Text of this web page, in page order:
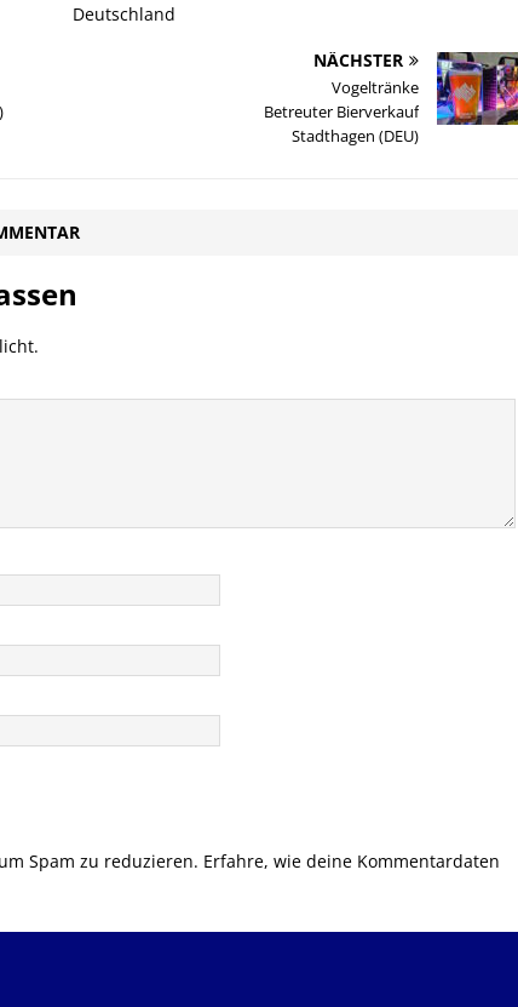
Deutschland
NÄCHSTER
Vogeltränke
Betreuter Bierverkauf
Stadthagen (DEU)
Spam zu reduzieren. Erfahre, wie deine Kommentardaten